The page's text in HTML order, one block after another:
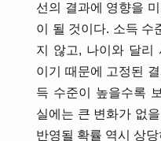
선의 결과에 영향을
이 될 것이다. 소득 수
지 않고, 나이와 달리
이기 때문에 고정된
득 수준이 높을수록
실에는 큰 변화가 없
반영될 확률 역시 상